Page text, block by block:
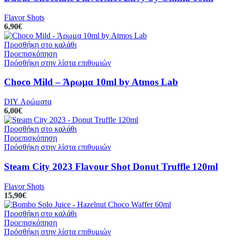
Flavor Shots
6,90€
Προσθήκη στο καλάθι
Προεπισκόπηση
Πρόσθήκη στην λίστα επιθυμιών
Choco Mild – Άρωμα 10ml by Atmos Lab
DIY Αρώματα
6,00€
Προσθήκη στο καλάθι
Προεπισκόπηση
Πρόσθήκη στην λίστα επιθυμιών
Steam City 2023 Flavour Shot Donut Truffle 120ml
Flavor Shots
15,90€
Προσθήκη στο καλάθι
Προεπισκόπηση
Πρόσθήκη στην λίστα επιθυμιών